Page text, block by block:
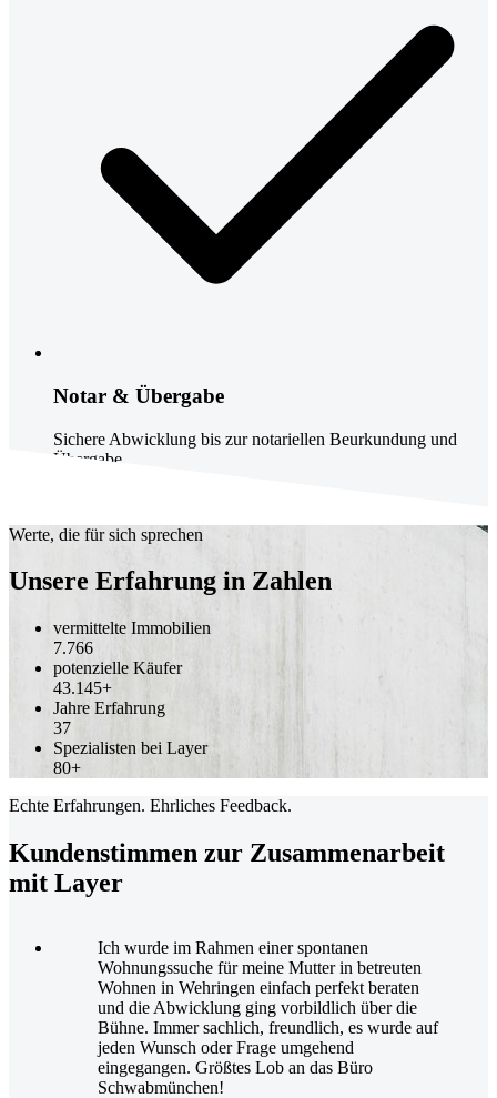
Notar & Übergabe
Sichere Abwicklung bis zur notariellen Beurkundung und
Übergabe.
Werte, die für sich sprechen
Unsere Erfahrung in Zahlen
vermittelte Immobilien
7.766
potenzielle Käufer
43.145+
Jahre Erfahrung
37
Spezialisten bei Layer
80+
Echte Erfahrungen. Ehrliches Feedback.
Kundenstimmen zur Zusammenarbeit
mit Layer
Ich wurde im Rahmen einer spontanen
Wohnungssuche für meine Mutter in betreuten
Wohnen in Wehringen einfach perfekt beraten
und die Abwicklung ging vorbildlich über die
Bühne. Immer sachlich, freundlich, es wurde auf
jeden Wunsch oder Frage umgehend
eingegangen. Größtes Lob an das Büro
Schwabmünchen!